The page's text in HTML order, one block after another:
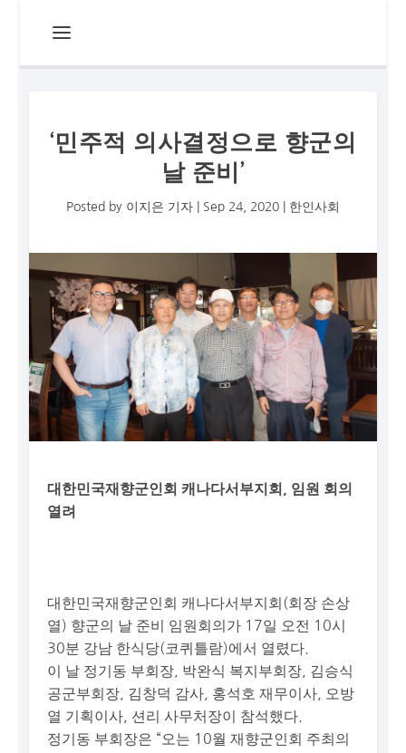
‘민주적 의사결정으로 향군의
날 준비’
Posted by 이지은 기자| Sep 24, 2020| 한인사회
대한민국재향군인회 캐나다서부지회, 임원 회의
열려
대한민국재향군인회 캐나다서부지회(회장 손상
열) 향군의 날 준비 임원회의가 17일 오전 10시
30분 강남 한식당(코퀴틀람)에서 열렸다.
이 날 정기동 부회장, 박완식 복지부회장, 김승식
공군부회장, 김창덕 감사, 홍석호 재무이사, 오방
열 기획이사, 션리 사무처장이 참석했다.
정기동 부회장은 “오는 10월 재향군인회 주최의